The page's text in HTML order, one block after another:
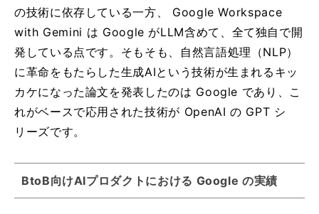
の技術に依存している一方、 Google Workspace
with Gemini は Google がLLM含めて、全て独自で開
発している点です。そもそも、自然言語処理（NLP）
に革命をもたらした生成AIという技術が生まれるキッ
カケになった論文を発表したのは Google であり、こ
れがベースで応用された技術が OpenAI の GPT シ
リーズです。
BtoB向けAIプロダクトにおける Google の実績